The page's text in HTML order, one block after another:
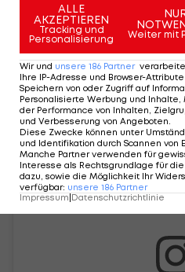
Rangnicks
ALLE
AKZEPTIEREN
Tracking und
Personalisierung
Weiter mit
Wir und unsere 186 Partner
Ihre IP-Adresse und Browser-
Speichern von oder Zugriff auf
Personalisierte Werbung und
der Performance von Inhalten,
und Verbesserung von Angeboten
Diese Zwecke können unter
und Identifikation durch Scannen von
Manche Partner verwenden für
Interesse als Rechtsgrundlage für
dazu, sowie die Möglichkeit Ihr
verfügbar: unsere 186 Partner
Impressum|Datenschutzrichtlinie